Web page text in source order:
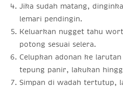
Jika sudah matang,
lemari pendingin.
Keluarkan nugget tahu
potong sesuai selera.
Celupkan adonan ke
tepung panir, lakukan
Simpan di wadah tertutup,